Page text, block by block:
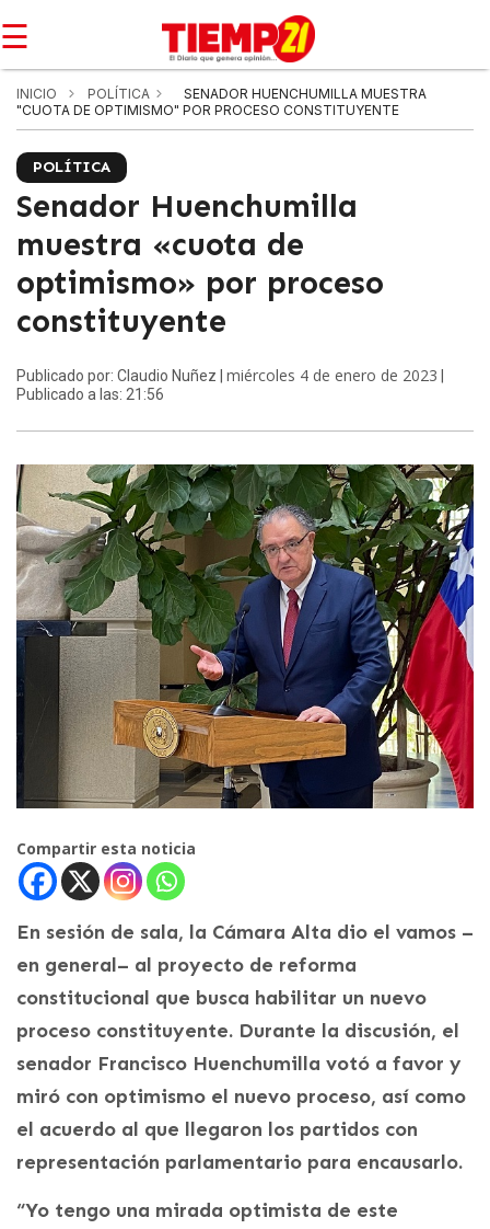
☰
INICIO POLÍTICA
SENADOR HUENCHUMILLA MUESTRA
"CUOTA DE OPTIMISMO" POR PROCESO CONSTITUYENTE
POLÍTICA
Senador Huenchumilla
muestra «cuota de
optimismo» por proceso
constituyente
Publicado por: Claudio Nuñez | miércoles 4 de enero de 2023
Publicado a las: 21:56
Compartir esta noticia
En sesión de sala, la Cámara Alta dio el vamos –
en general– al proyecto de reforma
constitucional que busca habilitar un nuevo
proceso constituyente. Durante la discusión, el
senador Francisco Huenchumilla votó a favor y
miró con optimismo el nuevo proceso, así como
el acuerdo al que llegaron los partidos con
representación parlamentario para encausarlo.
“Yo tengo una mirada optimista de este